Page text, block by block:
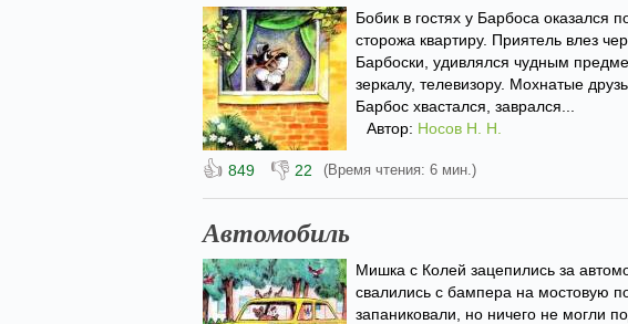
Бобик в гостях у Барбоса оказался
сторожа квартиру. Приятель влез
Барбоски, удивлялся чудным
зеркалу, телевизору. Мохнатые
Барбос хвастался, заврался...
Автор: Носов Н. Н.
👍 849 👎 22 (Время чтения: 6 мин.)
Автомобиль
Мишка с Колей зацепились за
свалились с бампера на мостовую
запаниковали, но ничего не могли